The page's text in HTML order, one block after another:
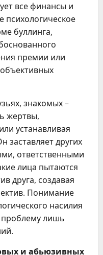
все финансы и
буллинга,
премии или
знакомых –
жертвы,
устанавливая
других
ответственными
лица пытаются
друга, создавая
Понимание
насилия
проблему лишь
и абьюзивных